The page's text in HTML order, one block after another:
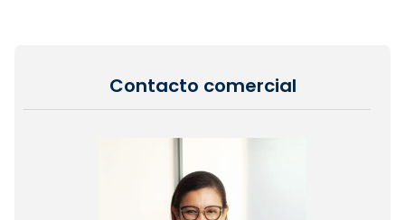
Contacto comercial